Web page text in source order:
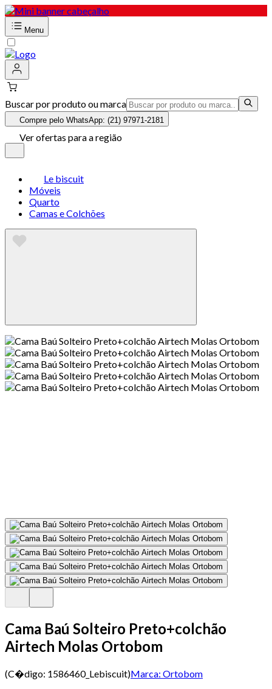
Menu
Buscar por produto ou marca
Compre pelo WhatsApp: (21) 97971-2181
Ver ofertas para a região
Le biscuit
Móveis
Quarto
Camas e Colchões
Cama Baú Solteiro Preto+colchão
Airtech Molas Ortobom
(C�digo: 1586460_Lebiscuit)Marca: Ortobom